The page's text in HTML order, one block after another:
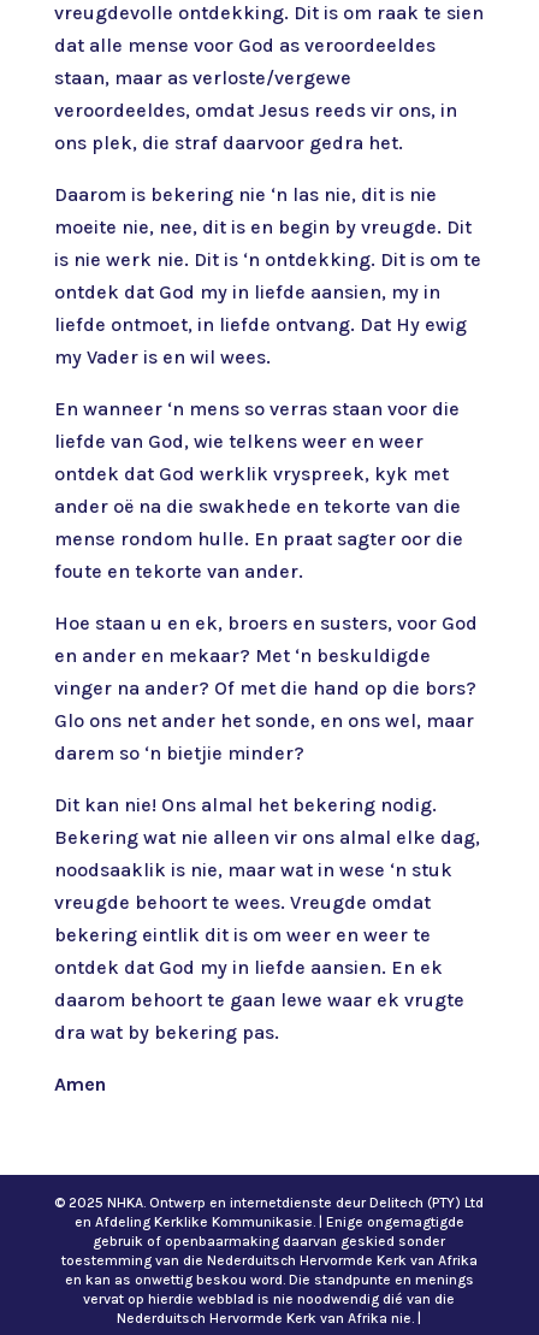
vreugdevolle ontdekking. Dit is om raak te sien
dat alle mense voor God as veroordeeldes
staan, maar as verloste/vergewe
veroordeeldes, omdat Jesus reeds vir ons, in
ons plek, die straf daarvoor gedra het.
Daarom is bekering nie ‘n las nie, dit is nie
moeite nie, nee, dit is en begin by vreugde. Dit
is nie werk nie. Dit is ‘n ontdekking. Dit is om te
ontdek dat God my in liefde aansien, my in
liefde ontmoet, in liefde ontvang. Dat Hy ewig
my Vader is en wil wees.
En wanneer ‘n mens so verras staan voor die
liefde van God, wie telkens weer en weer
ontdek dat God werklik vryspreek, kyk met
ander oë na die swakhede en tekorte van die
mense rondom hulle. En praat sagter oor die
foute en tekorte van ander.
Hoe staan u en ek, broers en susters, voor God
en ander en mekaar? Met ‘n beskuldigde
vinger na ander? Of met die hand op die bors?
Glo ons net ander het sonde, en ons wel, maar
darem so ‘n bietjie minder?
Dit kan nie! Ons almal het bekering nodig.
Bekering wat nie alleen vir ons almal elke dag,
noodsaaklik is nie, maar wat in wese ‘n stuk
vreugde behoort te wees. Vreugde omdat
bekering eintlik dit is om weer en weer te
ontdek dat God my in liefde aansien. En ek
daarom behoort te gaan lewe waar ek vrugte
dra wat by bekering pas.
Amen
© 2025 NHKA. Ontwerp en internetdienste deur Delitech (PTY) Ltd
en Afdeling Kerklike Kommunikasie. | Enige ongemagtigde
gebruik of openbaarmaking daarvan geskied sonder
toestemming van die Nederduitsch Hervormde Kerk van Afrika
en kan as onwettig beskou word. Die standpunte en menings
vervat op hierdie webblad is nie noodwendig dié van die
Nederduitsch Hervormde Kerk van Afrika nie. |